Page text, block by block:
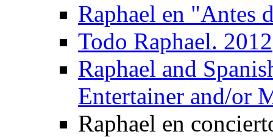
Raphael en "Antes
Todo Raphael. 2012
Raphael and
Entertainer and/or
Raphael en